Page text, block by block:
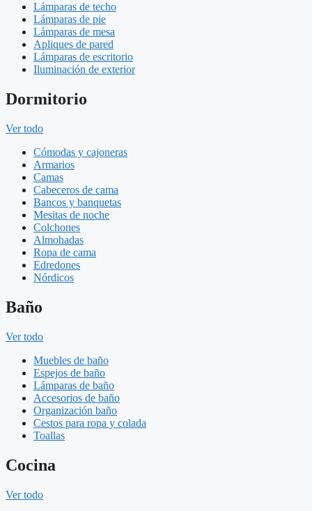
Lámparas de techo
Lámparas de pie
Lámparas de mesa
Apliques de pared
Lámparas de escritorio
Iluminación de exterior
Dormitorio
Ver todo
Cómodas y cajoneras
Armarios
Camas
Cabeceros de cama
Bancos y banquetas
Mesitas de noche
Colchones
Almohadas
Ropa de cama
Edredones
Nórdicos
Baño
Ver todo
Muebles de baño
Espejos de baño
Lámparas de baño
Accesorios de baño
Organización baño
Cestos para ropa y colada
Toallas
Cocina
Ver todo